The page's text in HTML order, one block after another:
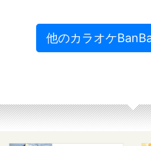
他のカラオケ